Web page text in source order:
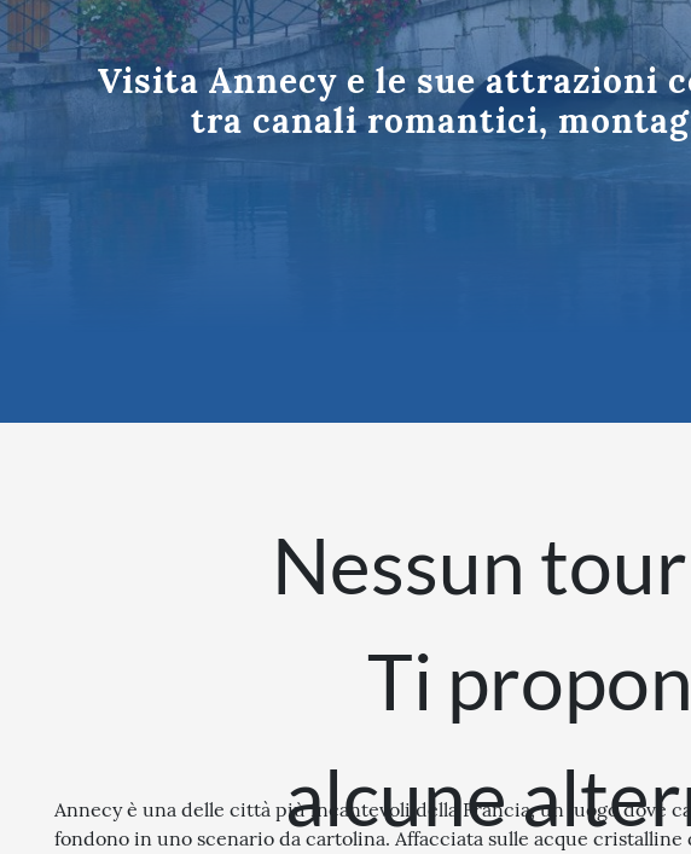
Valle-d-Aosta
Tutte le destinazioni in Italia
Visita Annecy e le sue attrazioni
tra canali romantici,
Nessun
Ti
alcune
Annecy è una delle città più incantevoli della Francia, un luogo dove
fondono in uno scenario da cartolina. Affacciata sulle acque